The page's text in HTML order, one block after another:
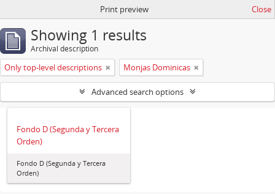
Print preview Close
Showing 1 results
Archival description
Only top-level descriptions Monjas Dominicas
Advanced search options
Fondo D (Segunda y Tercera
Orden)
Fondo D (Segunda y Tercera
Orden)